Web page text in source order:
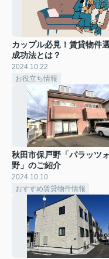
カップル必見！賃貸物件
成功法とは？
2024.10.22
お役立ち情報
秋田市保戸野「パラッツ
野」のご紹介
2024.10.10
おすすめ賃貸物件情報